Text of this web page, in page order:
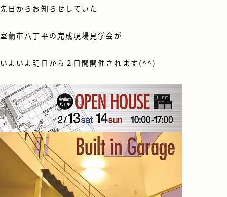
先日からお知らせしていた
室蘭市八丁平の完成現場見学会が
いよいよ明日から２日間開催されます(^^)